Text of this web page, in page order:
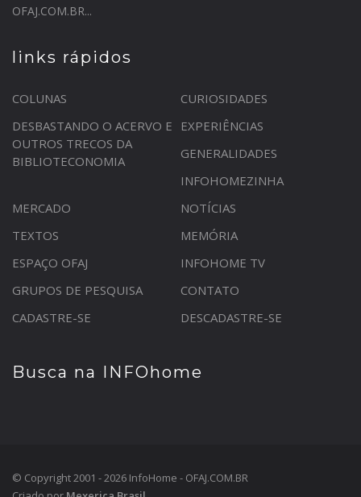
OFAJ.COM.BR...
links rápidos
COLUNAS
CURIOSIDADES
DESBASTANDO O ACERVO E
OUTROS TRECOS DA
BIBLIOTECONOMIA
EXPERIÊNCIAS
GENERALIDADES
INFOHOMEZINHA
MERCADO
NOTÍCIAS
TEXTOS
MEMÓRIA
ESPAÇO OFAJ
INFOHOME TV
GRUPOS DE PESQUISA
CONTATO
CADASTRE-SE
DESCADASTRE-SE
Busca na INFOhome
© Copyright 2001 - 2026 InfoHome - OFAJ.COM.BR